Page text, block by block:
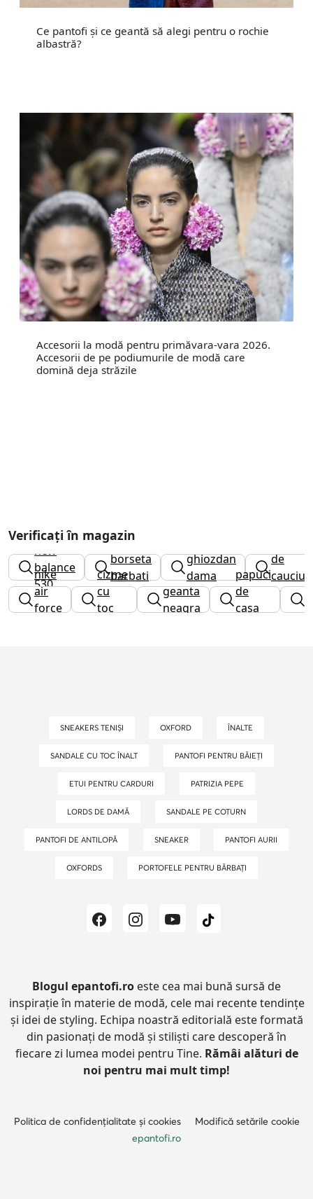
Ce pantofi și ce geantă să alegi pentru o rochie
albastră?
Accesorii la modă pentru primăvara-vara 2026.
Accesorii de pe podiumurile de modă care
domină deja străzile
Verificați în magazin
new
balance
530
borseta
barbati
ghiozdan
dama
de
cauciuc
barbati
nike
air
force
cizme
cu
toc
geanta
neagra
papuci
de
casa
SNEAKERS TENIȘI OXFORD ÎNALTE
SANDALE CU TOC ÎNALT PANTOFI PENTRU BĂIEȚI
ETUI PENTRU CARDURI PATRIZIA PEPE
LORDS DE DAMĂ SANDALE PE COTURN
PANTOFI DE ANTILOPĂ SNEAKER PANTOFI AURII
OXFORDS PORTOFELE PENTRU BĂRBAȚI
Blogul epantofi.ro este cea mai bună sursă de
inspirație în materie de modă, cele mai recente tendințe
și idei de styling. Echipa noastră editorială este formată
din pasionați de modă și stiliști care descoperă în
fiecare zi lumea modei pentru Tine. Rămâi alături de
noi pentru mai mult timp!
Politica de confidențialitate și cookies
Modifică setările cookie
epantofi.ro